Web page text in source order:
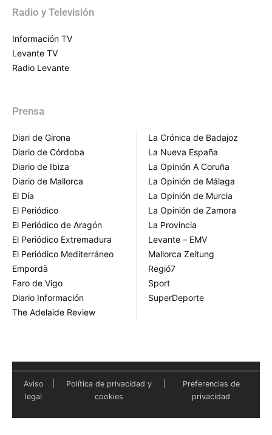
Radio y Televisión
Información TV
Levante TV
Radio Levante
Prensa
Diari de Girona
Diario de Córdoba
Diario de Ibiza
Diario de Mallorca
El Día
El Periódico
El Periódico de Aragón
El Periódico Extremadura
El Periódico Mediterráneo
Empordà
Faro de Vigo
Diario Información
The Adelaide Review
La Crónica de Badajoz
La Nueva España
La Opinión A Coruña
La Opinión de Málaga
La Opinión de Murcia
La Opinión de Zamora
La Provincia
Levante – EMV
Mallorca Zeitung
Regió7
Sport
SuperDeporte
Aviso
legal
Política de privacidad y
cookies
Preferencias de
privacidad